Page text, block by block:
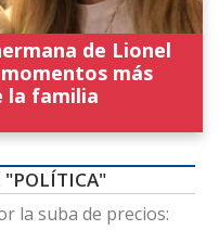
de Lionel
más
la familia
"POLÍTICA"
la suba de precios: